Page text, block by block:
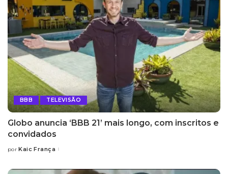
BBB TELEVISÃO
Globo anuncia ‘BBB 21’ mais longo, com inscritos e
convidados
Posted
por Kaic França